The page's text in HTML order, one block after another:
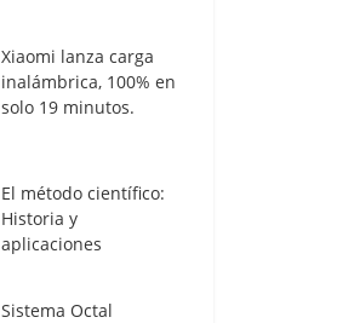
Xiaomi lanza carga
inalámbrica, 100% en
solo 19 minutos.
El método científico:
Historia y
aplicaciones
Sistema Octal